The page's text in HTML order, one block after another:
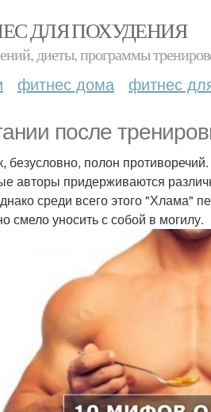
ДЛЯ ПОХУДЕНИЯ
диеты, программы
фитнес дома фитнес
после
безусловно, полон
авторы придерживаются
среди всего этого "Хлама"
смело уносить с собой в могилу.